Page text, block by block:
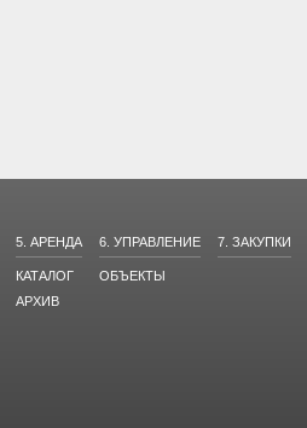
5. АРЕНДА
КАТАЛОГ
АРХИВ
6. УПРАВЛЕНИЕ
ОБЪЕКТЫ
7. ЗАКУПКИ